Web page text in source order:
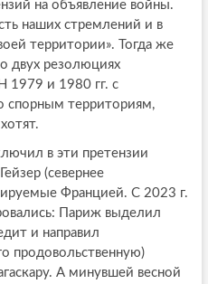
на объявление войны.
наших стремлений и в
территории». Тогда же
о двух резолюциях
1979 и 1980 гг. с
спорным территориям,
в эти претензии
(севернее
Францией. С 2023 г.
Париж выделил
и направил
продовольственную)
А минувшей весной